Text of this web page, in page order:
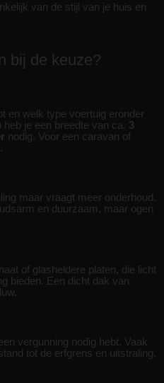
van de stijl van je huis en
bij de keuze?
en welk type voertuig eronder
heb je een breedte van ca. 3
nodig. Voor een caravan of
maar vraagt meer onderhoud.
en duurzaam, maar ogen
of glasheldere platen, die licht
bieden. Een dicht dak van
vergunning nodig hebt. Vaak
tot de erfgrens en uitstraling.